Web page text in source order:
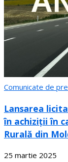
Comunicate de
Lansarea
în achiziții în
Rurală din
25 martie 2025